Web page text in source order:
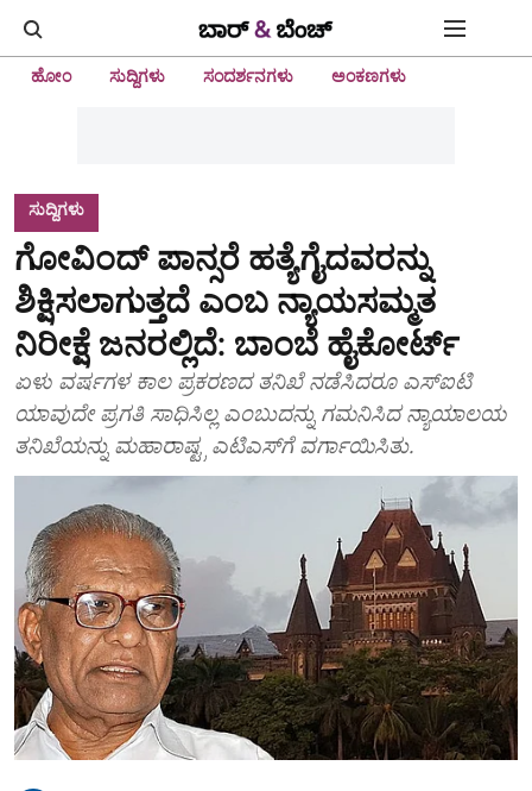
ಹೋಂ ಸುದ್ದಿಗಳು ಸಂದರ್ಶನಗಳು ಅಂಕಣಗಳು
ಸುದ್ದಿಗಳು
ಗೋವಿಂದ್‌ ಪಾನ್ಸರೆ ಹತ್ಯೆಗೈದವರನ್ನು
ಶಿಕ್ಷಿಸಲಾಗುತ್ತದೆ ಎಂಬ ನ್ಯಾಯಸಮ್ಮತ
ನಿರೀಕ್ಷೆ ಜನರಲ್ಲಿದೆ: ಬಾಂಬೆ ಹೈಕೋರ್ಟ್
ಏಳು ವರ್ಷಗಳ ಕಾಲ ಪ್ರಕರಣದ ತನಿಖೆ ನಡೆಸಿದರೂ ಎಸ್ಐಟಿ
ಯಾವುದೇ ಪ್ರಗತಿ ಸಾಧಿಸಿಲ್ಲ ಎಂಬುದನ್ನು ಗಮನಿಸಿದ ನ್ಯಾಯಾಲಯ
ತನಿಖೆಯನ್ನು ಮಹಾರಾಷ್ಟ್ರ ಎಟಿಎಸ್‌ಗೆ ವರ್ಗಾಯಿಸಿತು.